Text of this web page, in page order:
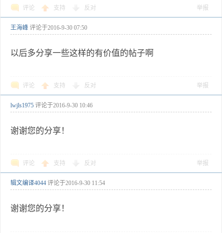
评论 支持 反对 举报
王海峰 评论于2016-9-30 07:50
以后多分享一些这样的有价值的帖子啊
评论 支持 反对 举报
lwjls1975 评论于2016-9-30 10:46
谢谢您的分享！
评论 支持 反对 举报
辑文编译4044 评论于2016-9-30 11:54
谢谢您的分享！